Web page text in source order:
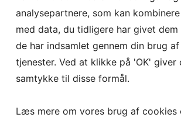
analysepartnere, som kan
med data, du tidligere har givet dem
de har indsamlet gennem din brug
tjenester. Ved at klikke på 'OK' giver
samtykke til disse formål.
Læs mere om vores brug af cookies